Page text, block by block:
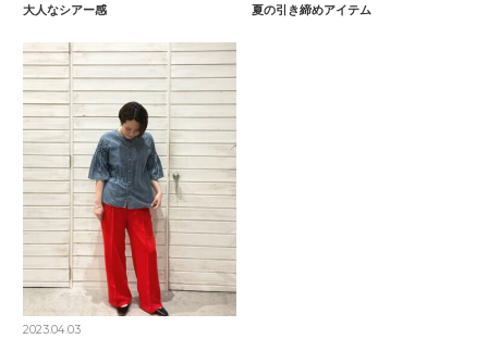
大人なシアー感 夏の引き締めアイテム
2023.04.03